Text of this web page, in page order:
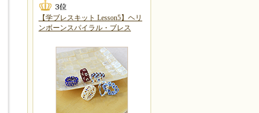
【学ブレスキット Lesson5】ヘリ
ンボーンスパイラル・ブレス